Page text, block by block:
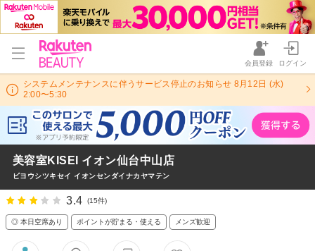
会員登録 ログイン
システムメンテナンスに伴うサービス停止のお知らせ 8月12日 (水)
2:00〜5:30
美容室KISEI イオン仙台中山店
ビヨウシツキセイ イオンセンダイナカヤマテン
3.4 (15件)
◎ 本日空席あり ポイントが貯まる・使える メンズ歓迎